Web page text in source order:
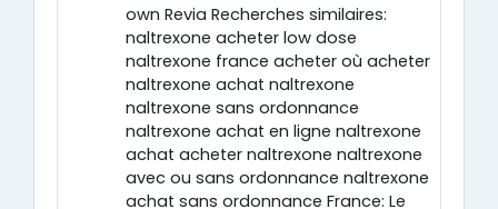
own Revia Recherches similaires:
naltrexone acheter low dose
naltrexone france acheter où acheter
naltrexone achat naltrexone
naltrexone sans ordonnance
naltrexone achat en ligne naltrexone
achat acheter naltrexone naltrexone
avec ou sans ordonnance naltrexone
achat sans ordonnance France: Le